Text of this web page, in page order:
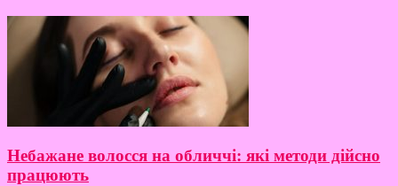
Небажане волосся на обличчі: які методи дійсно
працюють